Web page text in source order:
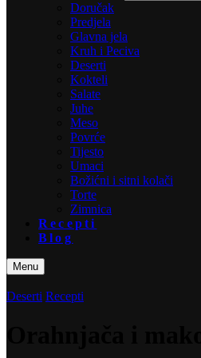
Doručak
Predjela
Glavna jela
Kruh i Peciva
Deserti
Kokteli
Salate
Juhe
Meso
Povrće
Tijesto
Umaci
Božićni i sitni kolači
Torte
Zimnica
Recepti
Blog
Menu
Deserti Recepti